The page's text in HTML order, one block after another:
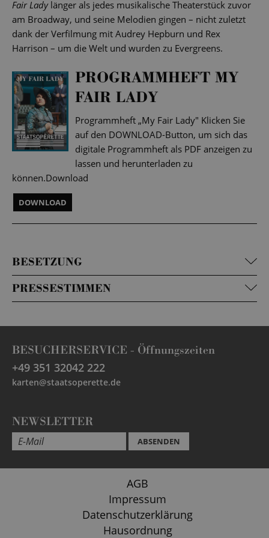
Fair Ladylänger als jedes musikalische Theaterstück zuvor
am Broadway, und seine Melodien gingen – nicht zuletzt
dank der Verfilmung mit Audrey Hepburn und Rex
Harrison – um die Welt und wurden zu Evergreens.
PROGRAMMHEFT MY
FAIR LADY
Programmheft „My Fair Lady" Klicken Sie
auf den DOWNLOAD-Button, um sich das
digitale Programmheft als PDF anzeigen zu
lassen und herunterladen zu
können.Download
DOWNLOAD
BESETZUNG
PRESSESTIMMEN
BESUCHERSERVICE - Öffnungszeiten
+49 351 32042 222
karten@staatsoperette.de
NEWSLETTER
ABSENDEN
AGB
Impressum
Datenschutzerklärung
Hausordnung